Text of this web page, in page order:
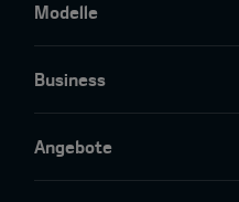
Modelle
Business
Angebote